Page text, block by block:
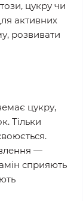
цукру чи
активних
розвивати
цукру,
Тільки
—
сприяють